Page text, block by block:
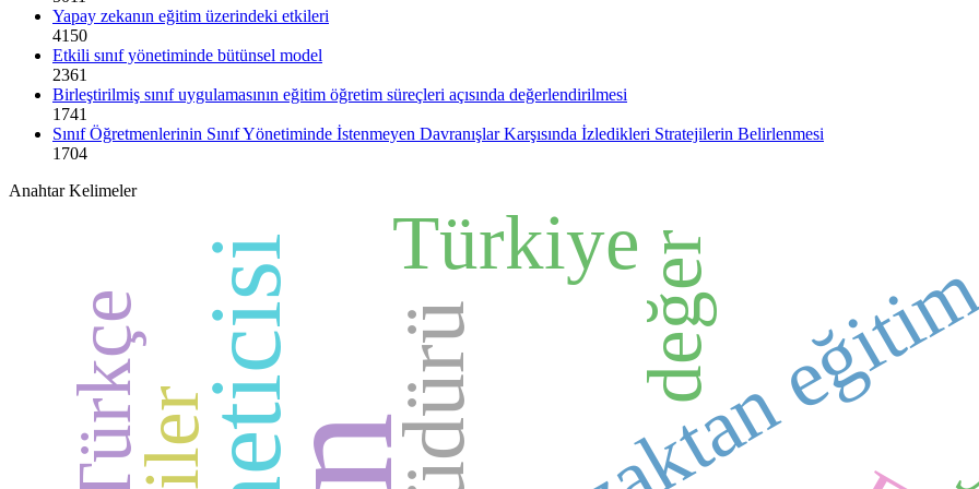
Yapay zekanın eğitim üzerindeki etkileri
4150
Etkili sınıf yönetiminde bütünsel model
2361
Birleştirilmiş sınıf uygulamasının eğitim öğretim süreçleri açısında değerlendirilmesi
1741
Sınıf Öğretmenlerinin Sınıf Yönetiminde İstenmeyen Davranışlar Karşısında İzledikleri Stratejilerin Belirlenmesi
1704
Anahtar Kelimeler
uzaktan
değer
Türkiye
Türkçe